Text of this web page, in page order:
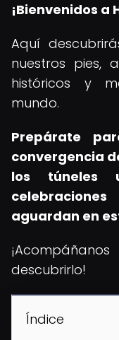
¡Bienvenidos a
Aquí
nuestros pies,
históricos y
mundo.
Prepárate
convergencia
los túneles
celebraciones
aguardan en
descubrirlo!
Índice